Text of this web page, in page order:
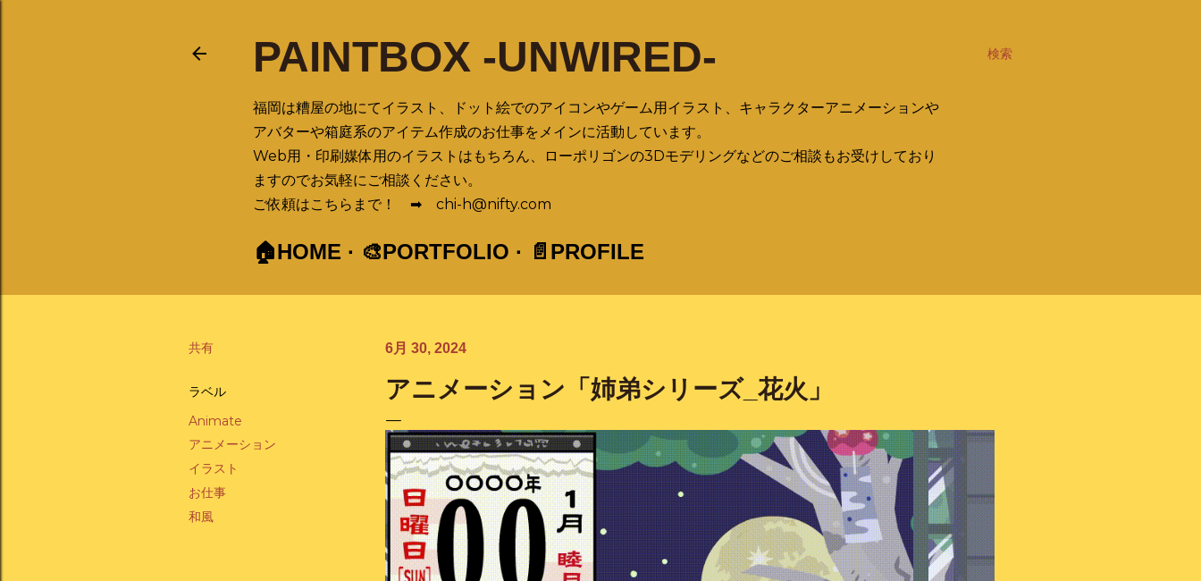
検索
PAINTBOX -UNWIRED-
福岡は糟屋の地にてイラスト、ドット絵でのアイコンやゲーム用イラスト、キャラクターアニメーションや
アバターや箱庭系のアイテム作成のお仕事をメインに活動しています。
Web用・印刷媒体用のイラストはもちろん、ローポリゴンの3Dモデリングなどのご相談もお受けしており
ますのでお気軽にご相談ください。
ご依頼はこちらまで！ ➡ chi-h@nifty.com
🏠HOME 🎨PORTFOLIO 📄PROFILE
共有
ラベル
Animate
アニメーション
イラスト
お仕事
和風
6月 30, 2024
アニメーション「姉弟シリーズ_花火」